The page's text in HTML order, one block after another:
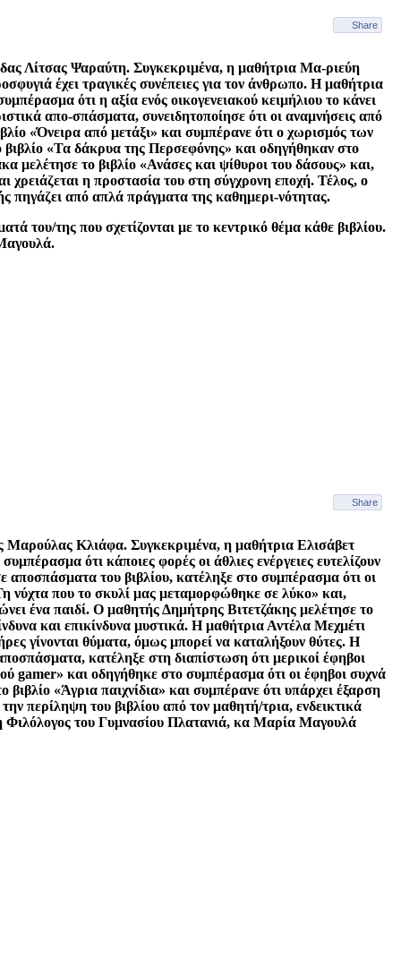
Share
Λίτσας Ψαραύτη. Συγκεκριμένα, η μαθήτρια Μα-ριεύη
έχει τραγικές συνέπειες για τον άνθρωπο. Η μαθήτρια
ότι η αξία ενός οικογενειακού κειμήλιου το κάνει
απο-σπάσματα, συνειδητοποίησε ότι οι αναμνήσεις από
«Όνειρα από μετάξι» και συμπέρανε ότι ο χωρισμός των
«Τα δάκρυα της Περσεφόνης» και οδηγήθηκαν στο
το βιβλίο «Ανάσες και ψίθυροι του δάσους» και,
η προστασία του στη σύγχρονη εποχή. Τέλος, ο
πηγάζει από απλά πράγματα της καθημερι-νότητας.
του/της που σχετίζονται με το κεντρικό θέμα κάθε βιβλίου.
Share
Μαρούλας Κλιάφα. Συγκεκριμένα, η μαθήτρια Ελισάβετ
ότι κάποιες φορές οι άθλιες ενέργειες ευτελίζουν
του βιβλίου, κατέληξε στο συμπέρασμα ότι οι
νύχτα που το σκυλί μας μεταμορφώθηκε σε λύκο» και,
ένα παιδί. Ο μαθητής Δημήτρης Βιτετζάκης μελέτησε το
και επικίνδυνα μυστικά. Η μαθήτρια Αντέλα Μεχμέτι
γίνονται θύματα, όμως μπορεί να καταλήξουν θύτες. Η
κατέληξε στη διαπίστωση ότι μερικοί έφηβοι
gamer» και οδηγήθηκε στο συμπέρασμα ότι οι έφηβοι συχνά
«Άγρια παιχνίδια» και συμπέρανε ότι υπάρχει έξαρση
περίληψη του βιβλίου από τον μαθητή/τρια, ενδεικτικά
Φιλόλογος του Γυμνασίου Πλατανιά, κα Μαρία Μαγουλά